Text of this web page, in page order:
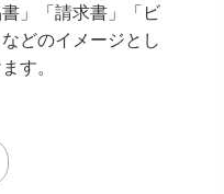
」「請求書」「ビ
どのイメージとし
す。